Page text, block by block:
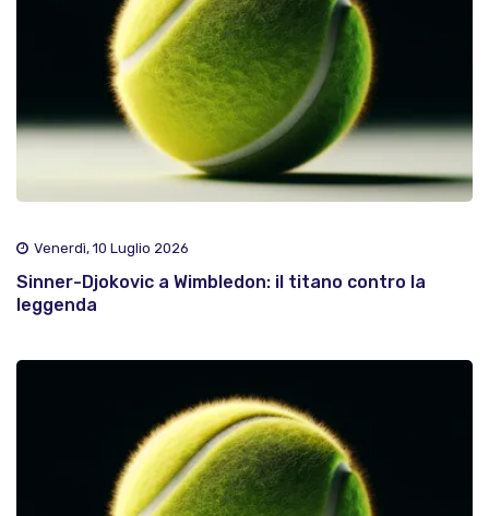
Venerdì, 10 Luglio 2026
Sinner-Djokovic a Wimbledon: il titano contro la
leggenda